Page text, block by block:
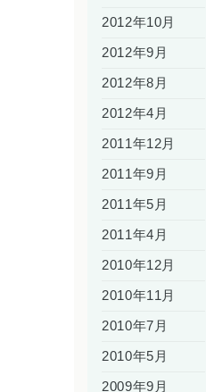
2012年10月
2012年9月
2012年8月
2012年4月
2011年12月
2011年9月
2011年5月
2011年4月
2010年12月
2010年11月
2010年7月
2010年5月
2009年9月